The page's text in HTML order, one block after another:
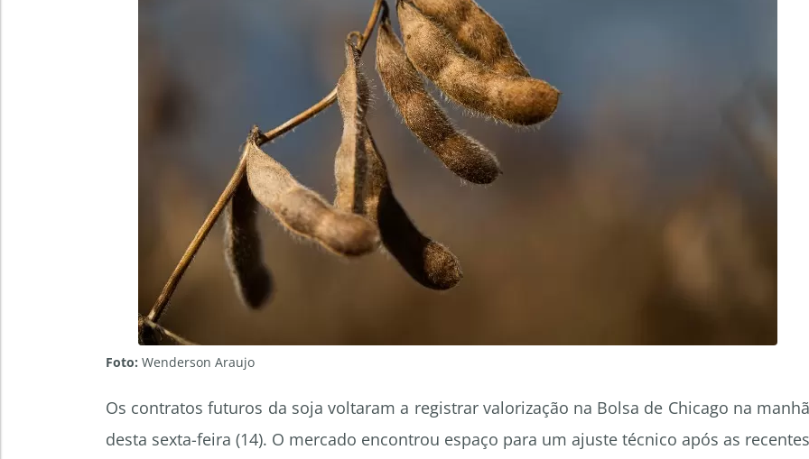
Foto: Wenderson Araujo
Os contratos futuros da soja voltaram a registrar valorização na Bolsa de Chicago na manhã
desta sexta-feira (14). O mercado encontrou espaço para um ajuste técnico após as recentes